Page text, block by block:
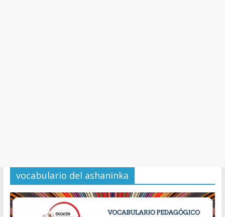
vocabulario del ashaninka